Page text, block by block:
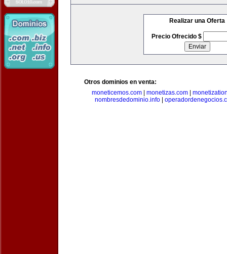
Realizar una Oferta
Precio Ofrecido $
Otros dominios en venta:
moneticemos.com
monetizas.com
nombresdedominio.info|